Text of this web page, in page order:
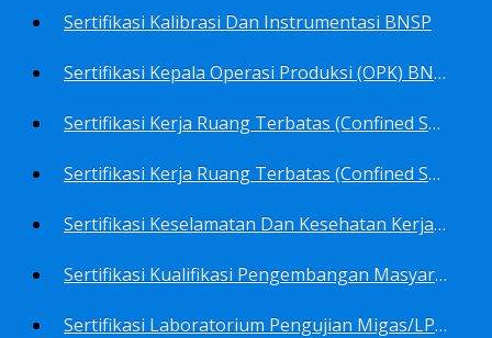
Sertifikasi Kalibrasi Dan Instrumentasi BNSP
Sertifikasi Kepala Operasi Produksi (OPK) BNSP
Sertifikasi Kerja Ruang Terbatas (Confined Spaces)-Ahli Muda Ruang Terbatas (AMURT/Supervisor) BNSP
Sertifikasi Kerja Ruang Terbatas (Confined Spaces)-Teknisi Ruang Terbatas (TRT/Entrants) BNSP
Sertifikasi Keselamatan Dan Kesehatan Kerja BNSP
Sertifikasi Kualifikasi Pengembangan Masyarakat BNSP
Sertifikasi Laboratorium Pengujian Migas/LPM BNSP